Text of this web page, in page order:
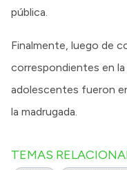
pública.
Finalmente, luego de
correspondientes en
adolescentes fueron
la madrugada.
TEMAS